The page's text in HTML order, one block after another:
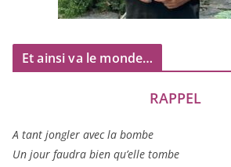
Et ainsi va le monde…
RAPPEL
A tant jon­gler avec la bombe
Un jour fau­dra bien qu’elle tombe